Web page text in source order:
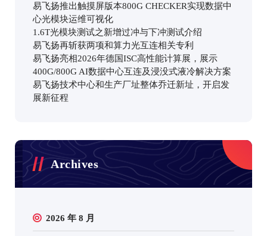
易飞扬推出触摸屏版本800G CHECKER实现数据中
心光模块运维可视化
1.6T光模块测试之新增过冲与下冲测试介绍
易飞扬再斩获两项和算力光互连相关专利
易飞扬亮相2026年德国ISC高性能计算展，展示
400G/800G AI数据中心互连及浸没式液冷解决方案
易飞扬技术中心和生产厂址整体乔迁新址，开启发
展新征程
Archives
2026 年 8 月